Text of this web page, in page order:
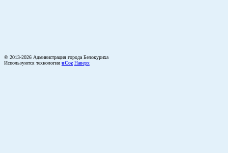
© 2013-2026 Администрация города Белокуриха
Используются технологии uCoz Наверх